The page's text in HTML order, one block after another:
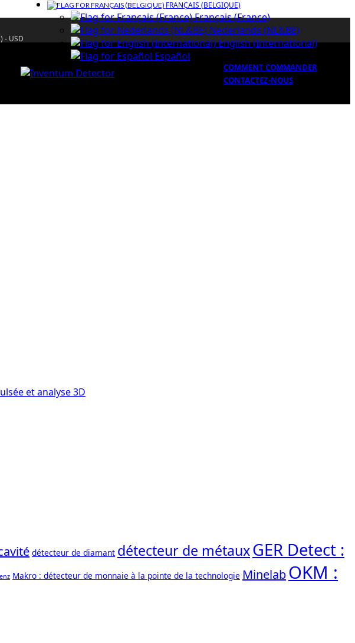
- USD
FRANÇAIS (BELGIQUE)
Français (France)
Nederlands (NL&BE)
English (International)
Español
COMMENT COMMANDER
CONTACTEZ-NOUS
détecteur de diamant détecteur de métauxGER Detect :
Makro : détecteur de monnaie à la pointe de la technologie MinelabOKM :